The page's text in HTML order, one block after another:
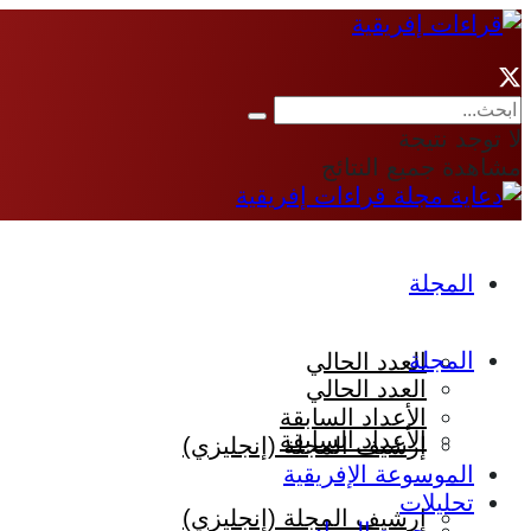
لا توجد نتيجة
مشاهدة جميع النتائج
المجلة
العدد الحالي
الأعداد السابقة
إرشيف المجلة (إنجليزي)
المجلة
العدد الحالي
الأعداد السابقة
إرشيف المجلة (إنجليزي)
الموسوعة الإفريقية
تحليلات